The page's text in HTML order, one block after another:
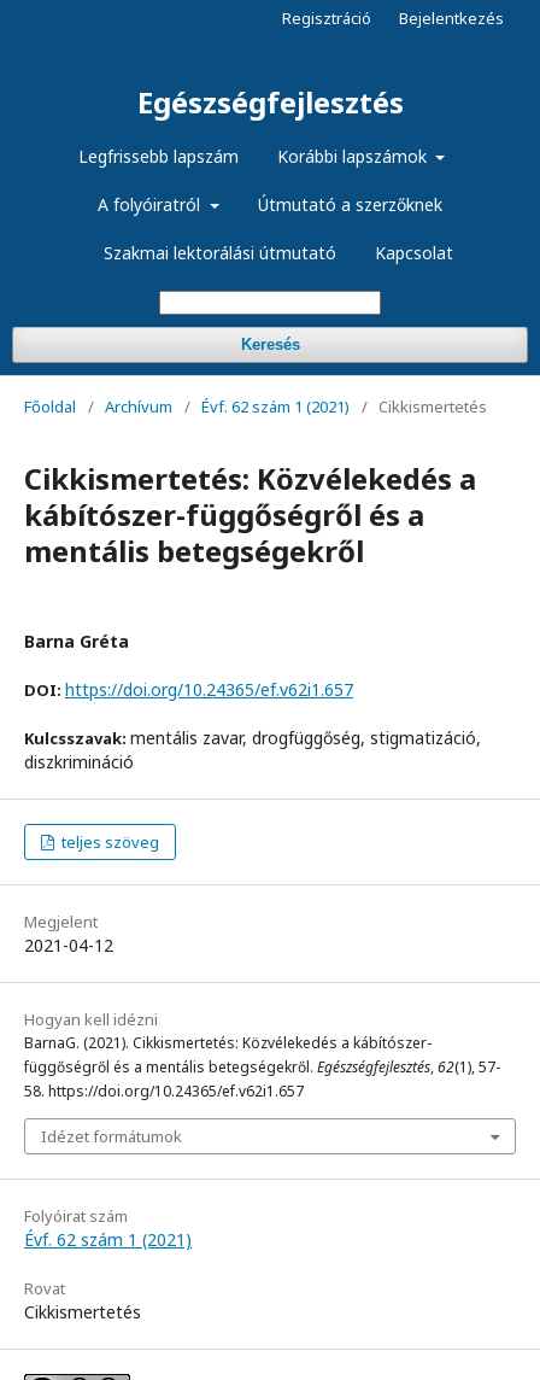
Egészségfejlesztés
Legfrissebb lapszám Korábbi lapszámok
A folyóiratról Útmutató a szerzőknek
Szakmai lektorálási útmutató Kapcsolat
Keresés
Regisztráció Bejelentkezés
Főoldal / Archívum / Évf. 62 szám 1 (2021) / Cikkismertetés
Cikkismertetés: Közvélekedés a
kábítószer-függőségről és a
mentális betegségekről
Barna Gréta
DOI: https://doi.org/10.24365/ef.v62i1.657
Kulcsszavak: mentális zavar, drogfüggőség, stigmatizáció,
diszkrimináció
teljes szöveg
Megjelent
2021-04-12
Hogyan kell idézni
BarnaG. (2021). Cikkismertetés: Közvélekedés a kábítószer-
függőségről és a mentális betegségekről. Egészségfejlesztés,62(1), 57-
58. https://doi.org/10.24365/ef.v62i1.657
Idézet formátumok
Folyóirat szám
Évf. 62 szám 1 (2021)
Rovat
Cikkismertetés